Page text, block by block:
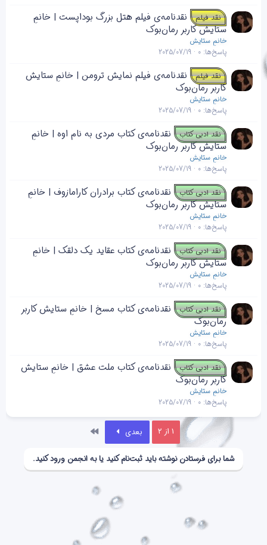
نقد فیلم
نقدنامه‌ی فیلم هتل بزرگ بوداپست | خانمِ
ستایش کاربر رمان‌بوک
خانمِ ستایش
پاسخ‌ها 0
2025/07/19
نقد فیلم
نقدنامه‌ی فیلم نمایش ترومن | خانمِ ستایش
کاربر رمان‌بوک
خانمِ ستایش
پاسخ‌ها 0
2025/07/19
نقد ادبی کتاب
نقدنامه‌ی کتاب مردی به نام اوه | خانمِ
ستایش کاربر رمان‌بوک
خانمِ ستایش
پاسخ‌ها 0
2025/07/19
نقد ادبی کتاب
نقدنامه‌ی کتاب برادران کارامازوف | خانمِ
ستایش کاربر رمان‌بوک
خانمِ ستایش
پاسخ‌ها 0
2025/07/19
نقد ادبی کتاب
نقدنامه‌ی کتاب عقاید یک دلقک | خانمِ
ستایش کاربر رمان‌بوک
خانمِ ستایش
پاسخ‌ها 0
2025/07/19
نقد ادبی کتاب
نقدنامه‌ی کتاب مسخ | خانمِ ستایش کاربر
رمان‌بوک
خانمِ ستایش
پاسخ‌ها 0
2025/07/19
نقد ادبی کتاب
نقدنامه‌ی کتاب ملت عشق | خانمِ ستایش
کاربر رمان‌بوک
خانمِ ستایش
پاسخ‌ها 0
2025/07/19
1 از 2 بعدی
شما برای فرستادن نوشته باید ثبت‌نام کنید یا به انجمن ورود کنید.